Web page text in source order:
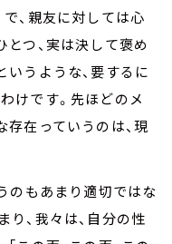
、親友に対しては心
つ、実は決して褒め
いうような、要するに
けです。先ほどのメ
存在っていうのは、現
のもあまり適切ではな
、我々は、自分の性